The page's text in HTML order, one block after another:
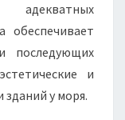
адекватных
обеспечивает
последующих
и
у моря.